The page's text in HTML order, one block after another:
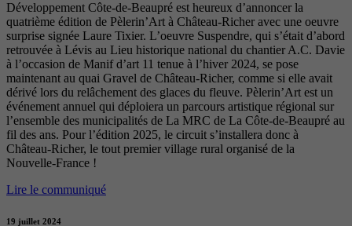
Développement Côte-de-Beaupré est heureux d’annoncer la
quatrième édition de Pèlerin’Art à Château-Richer avec une oeuvre
surprise signée Laure Tixier. L’oeuvre Suspendre, qui s’était d’abord
retrouvée à Lévis au Lieu historique national du chantier A.C. Davie
à l’occasion de Manif d’art 11 tenue à l’hiver 2024, se pose
maintenant au quai Gravel de Château-Richer, comme si elle avait
dérivé lors du relâchement des glaces du fleuve. Pèlerin’Art est un
événement annuel qui déploiera un parcours artistique régional sur
l’ensemble des municipalités de La MRC de La Côte-de-Beaupré au
fil des ans. Pour l’édition 2025, le circuit s’installera donc à
Château-Richer, le tout premier village rural organisé de la
Nouvelle-France !
Lire le communiqué
19 juillet 2024